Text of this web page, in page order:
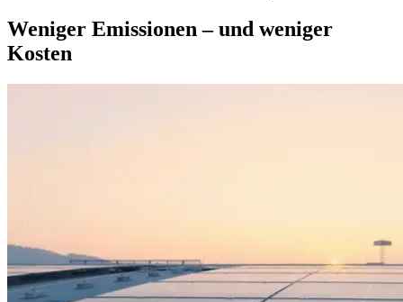
Weniger Emissionen – und weniger
Kosten